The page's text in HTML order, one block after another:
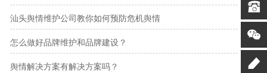
汕头舆情维护公司教你如何预防危机舆情
怎么做好品牌维护和品牌建设？
舆情解决方案有解决方案吗？